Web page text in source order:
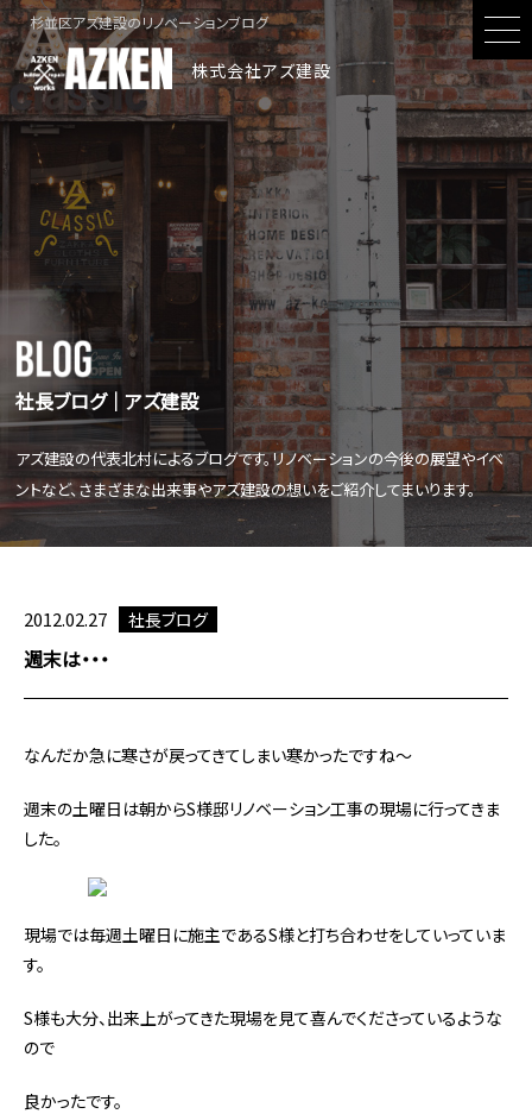
株式会社アズ建設
杉並区アズ建設のリノベーションブログ
社長ブログ│アズ建設
アズ建設の代表北村によるブログです。リノベーションの今後の展望やイベ
ントなど、さまざまな出来事やアズ建設の想いをご紹介してまいります。
2012.02.27 社長ブログ
週末は・・・
なんだか急に寒さが戻ってきてしまい寒かったですね～
週末の土曜日は朝からS様邸リノベーション工事の現場に行ってきま
した。
現場では毎週土曜日に施主であるS様と打ち合わせをしていっていま
す。
S様も大分、出来上がってきた現場を見て喜んでくださっているような
ので
良かったです。